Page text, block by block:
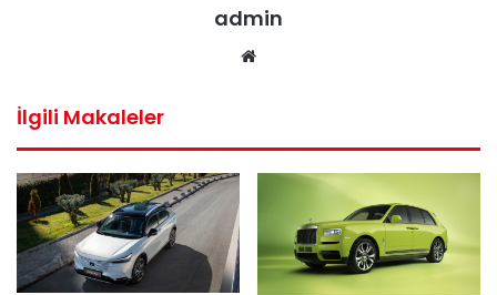
admin
İlgili Makaleler